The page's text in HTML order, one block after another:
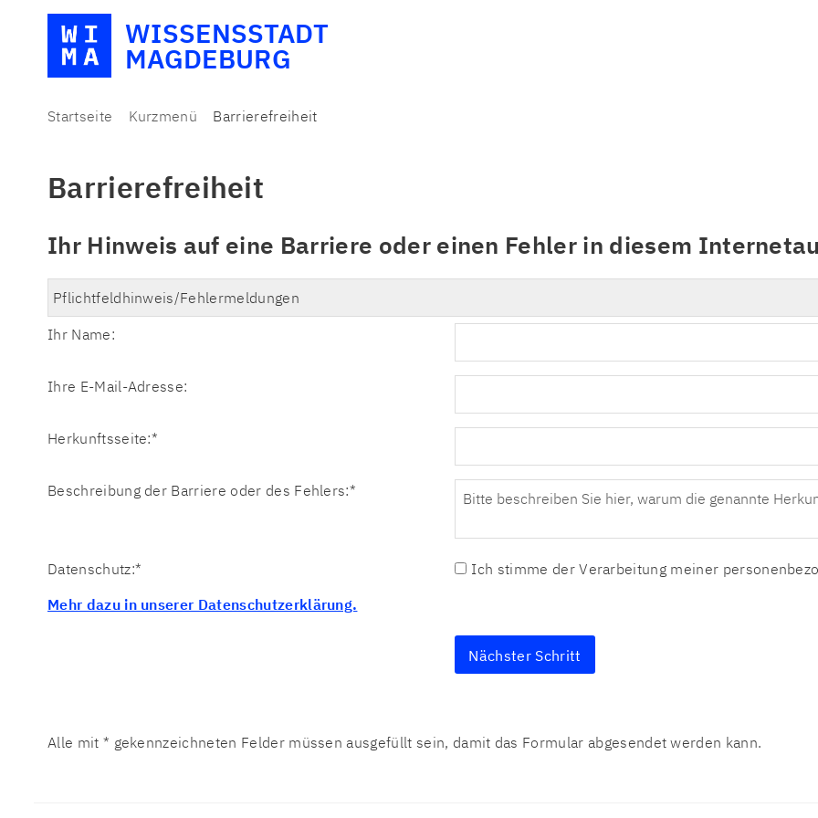
WISSENSSTADT
MAGDEBURG
Startseite Kurzmenü Barrierefreiheit
Barrierefreiheit
Ihr Hinweis auf eine Barriere oder einen Fehler in diesem
Ihr Name:
Ihre E-Mail-Adresse:
Herkunftsseite:*
Beschreibung der Barriere oder des Fehlers:*
Datenschutz:*
Ich stimme der Verarbeitung meiner
Mehr dazu in unserer Datenschutzerklärung.
Alle mit * gekennzeichneten Felder müssen ausgefüllt sein, damit das Formular abgesendet werden kann.